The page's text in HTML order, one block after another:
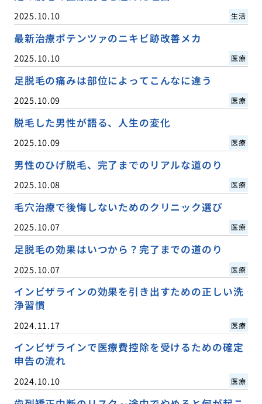
2025.10.10 生活
最新治療ポテンツァのニキビ跡改善メカ
2025.10.10 医療
足脱毛の痛みは部位によってこんなに違う
2025.10.09 医療
脱毛した男性が語る、人生の変化
2025.10.09 医療
男性のひげ脱毛、完了までのリアルな道のり
2025.10.08 医療
毛穴治療で後悔しないためのクリニック選び
2025.10.07 医療
足脱毛の効果はいつから？完了までの道のり
2025.10.07 医療
インビザラインの効果を引き出すための正しい洗
浄習慣
2024.11.17 医療
インビザラインで医療費控除を受けるための確定
申告の流れ
2024.10.10 医療